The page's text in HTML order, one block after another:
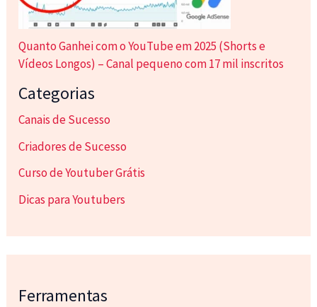
Quanto Ganhei com o YouTube em 2025 (Shorts e
Vídeos Longos) – Canal pequeno com 17 mil inscritos
Categorias
Canais de Sucesso
Criadores de Sucesso
Curso de Youtuber Grátis
Dicas para Youtubers
Ferramentas